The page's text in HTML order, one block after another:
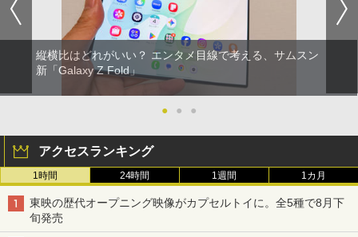
縦横比はどれがいい？ エンタメ目線で考える、サムスン
新「Galaxy Z Fold」
● ● ●
アクセスランキング
1時間 24時間 1週間 1カ月
東映の歴代オープニング映像がカプセルトイに。全5種で8月下
旬発売